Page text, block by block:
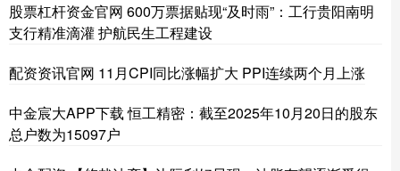
股票杠杆资金官网 600万票据贴现“及时雨”：工行贵阳南明
支行精准滴灌 护航民生工程建设
配资资讯官网 11月CPI同比涨幅扩大 PPI连续两个月上涨
中金宸大APP下载 恒工精密：截至2025年10月20日的股东
总户数为15097户